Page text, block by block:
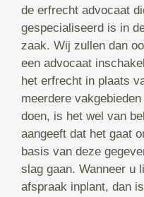
de erfrecht advocaat
gespecialiseerd is in
zaak. Wij zullen dan
een advocaat
het erfrecht in plaats
meerdere
doen, is het wel van
aangeeft dat het gaat
basis van deze
slag gaan. Wanneer u
afspraak inplant, dan